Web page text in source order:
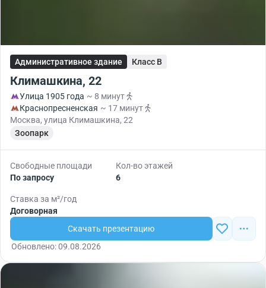
Административное здание Класс B
Климашкина, 22
Улица 1905 года ~ 8 минут
Краснопресненская ~ 17 минут
Москва, улица Климашкина, 22
Зоопарк
Свободные площади
По запросу
Кол-во этажей
6
Ставка за м²/год
Договорная
Скачать презентацию
Обновлено: 09.08.2026